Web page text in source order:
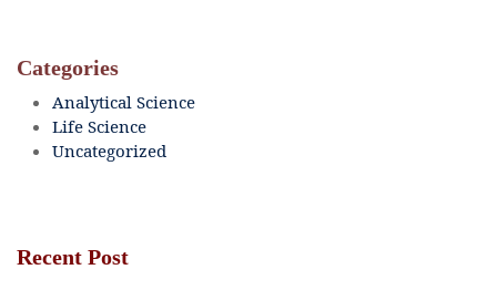
Categories
Analytical Science
Life Science
Uncategorized
Recent Post